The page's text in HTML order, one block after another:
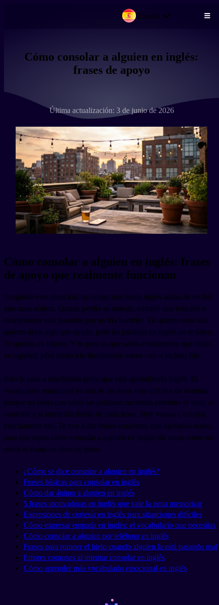
Español
Cómo consolar a alguien en inglés:
frases de apoyo
Última actualización: 3 de junio de 2026
Cómo consolar a alguien en inglés: frases
de apoyo que realmente funcionan
Imagínate esta situación: un amigo que habla inglés acaba de recibir
una mala noticia. Quizás perdió su trabajo, terminó una relación o
simplemente está pasando por un día horrible. Tú quieres estar ahí,
quieres decir algo que ayude, pero las palabras en inglés no te salen.
Te quedas en blanco. Y lo peor es que sabes exactamente qué dirías
en español, pero traducirlo literalmente suena raro o incluso frío.
Esto le pasa a muchísima gente que está aprendiendo inglés. El
vocabulario emocional es una de las áreas más difíciles de dominar
porque no basta con saber las palabras: necesitas entender el tono, el
contexto y la intención detrás de cada frase. Hoy vamos a trabajar
exactamente eso. Te voy a dar frases concretas, con ejemplos reales,
para que sepas cómo consolar a alguien en inglés sin sonar como un
robot ni como un libro de texto.
¿Cómo se dice consolar a alguien en inglés?
Frases básicas para consolar en inglés
Cómo dar ánimo a alguien en inglés
5 frases motivadoras en inglés que vale la pena memorizar
Expresiones de cortesía en inglés para situaciones difíciles
Cómo expresar empatía en inglés: el vocabulario que necesitas
Cómo consolar a alguien por teléfono en inglés
Frases para romper el hielo cuando alguien la está pasando mal
Errores comunes al intentar consolar en inglés
Cómo aprender más vocabulario emocional en inglés